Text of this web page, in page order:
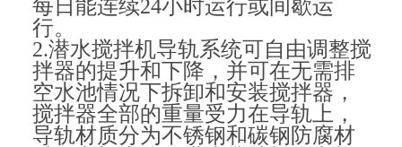
每日能连续24小时运行或间歇运
行。
2.潜水搅拌机导轨系统可自由调整搅
拌器的提升和下降，并可在无需排
空水池情况下拆卸和安装搅拌器，
搅拌器全部的重量受力在导轨上，
导轨材质分为不锈钢和碳钢防腐材